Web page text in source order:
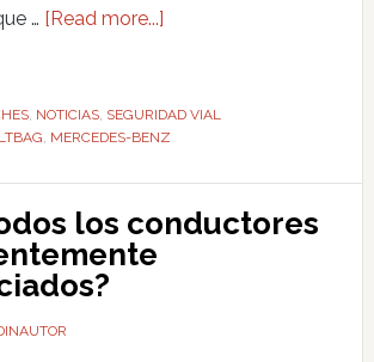
… [Read more...]
, NOTICIAS, SEGURIDAD VIAL
MERCEDES-BENZ
los conductores